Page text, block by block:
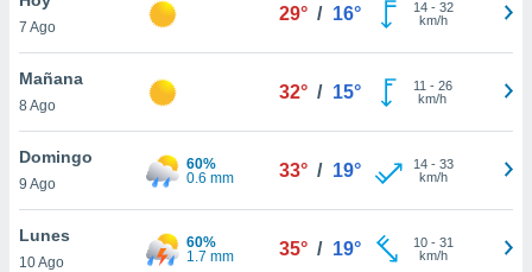
y
en
más
de
7 Ago
29° / 16° 14- 32
km/h
Mañana
8 Ago
32° / 15° 11 - 26
km/h
Domingo
9 Ago
60%
0.6 mm
33° / 19° 14- 33
km/h
Lunes
10 Ago
60%
1.7 mm
35° / 19° 10- 31
km/h